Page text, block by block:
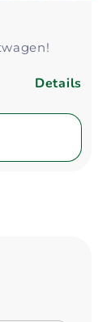
Details